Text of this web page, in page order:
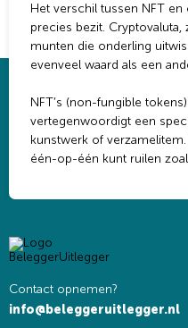
Het verschil tussen NFT
precies bezit. Cryptovaluta,
munten die onderling
evenveel waard als een
NFT’s (non-fungible
vertegenwoordigt een
kunstwerk of
één-op-één kunt ruilen
Contact opnemen?
info@beleggeruitlegger.nl